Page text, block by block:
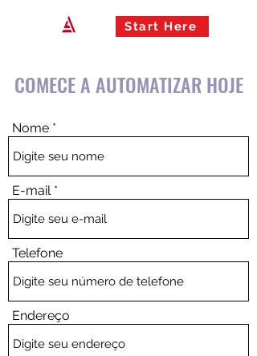
Start Here
COMECE A AUTOMATIZAR HOJE
Nome
E-mail
Telefone
Endereço